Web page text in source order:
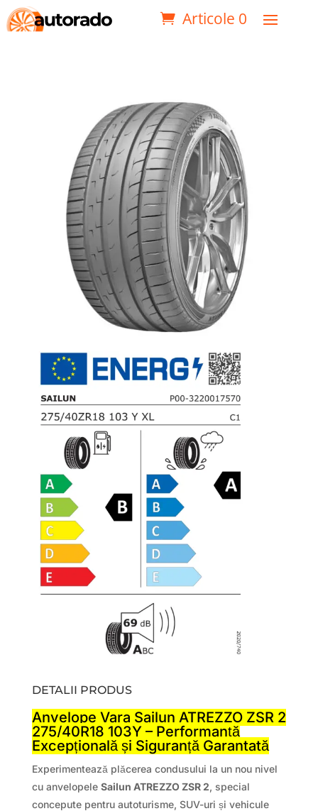
Articole 0
DETALII PRODUS
Anvelope Vara Sailun ATREZZO ZSR 2
275/40R18 103Y – Performanță
Excepțională și Siguranță Garantată
Experimentează plăcerea condusului la un nou nivel
cu anvelopele Sailun ATREZZO ZSR 2, special
concepute pentru autoturisme, SUV-uri și vehicule